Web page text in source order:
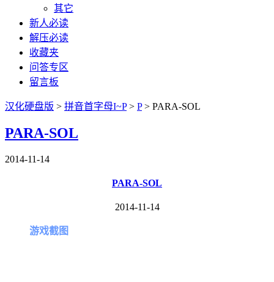
其它
新人必读
解压必读
收藏夹
问答专区
留言板
汉化硬盘版 > 拼音首字母I~P> P> PARA-SOL
PARA-SOL
2014-11-14
PARA-SOL
2014-11-14
游戏截图